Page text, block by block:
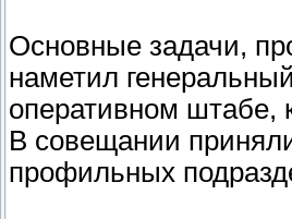
Основные задачи,
наметил
оперативном штабе,
В совещании
профильных